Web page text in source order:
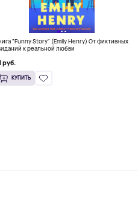
"Funny Story" (Emily Henry) От фиктивных
к реальной любви
руб.
КУПИТЬ